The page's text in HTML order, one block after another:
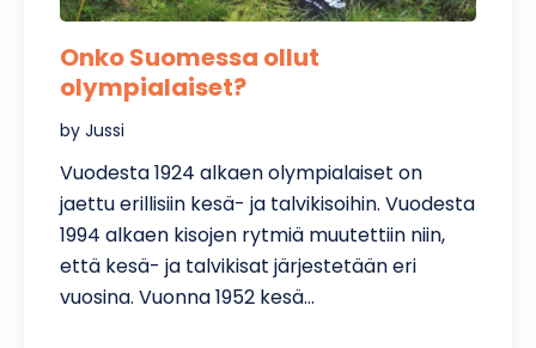
Onko Suomessa ollut
olympialaiset?
by Jussi
Vuodesta 1924 alkaen olympialaiset on
jaettu erillisiin kesä- ja talvikisoihin. Vuodesta
1994 alkaen kisojen rytmiä muutettiin niin,
että kesä- ja talvikisat järjestetään eri
vuosina. Vuonna 1952 kesä…